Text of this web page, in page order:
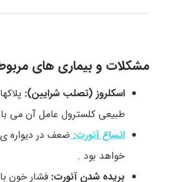
مشکلات و بیماری های
اسکلروز (تصلب شرایین):
طبیعی کلسترول عامل آن می
اتساع آئورت: ضعف در دیواره
خواهد بود .
بریده شدن آئورت: فشار خون